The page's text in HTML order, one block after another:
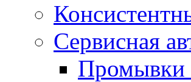
Сервисная
Промывки